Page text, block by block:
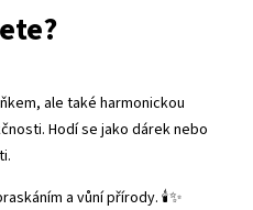
ale také harmonickou
Hodí se jako dárek nebo
a vůní přírody. 🕯️✨